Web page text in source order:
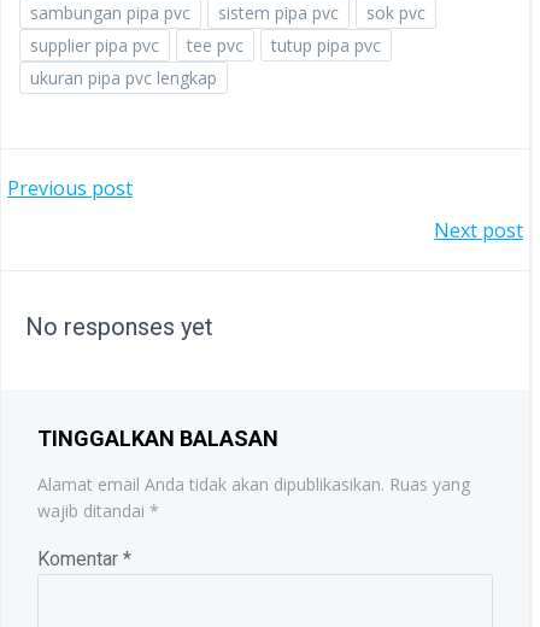
sambungan pipa pvc
sistem pipa pvc
sok pvc
supplier pipa pvc
tee pvc
tutup pipa pvc
ukuran pipa pvc lengkap
POST
Previous post
Next post
No responses yet
TINGGALKAN BALASAN
Alamat email Anda tidak akan dipublikasikan. Ruas yang
wajib ditandai *
Komentar *